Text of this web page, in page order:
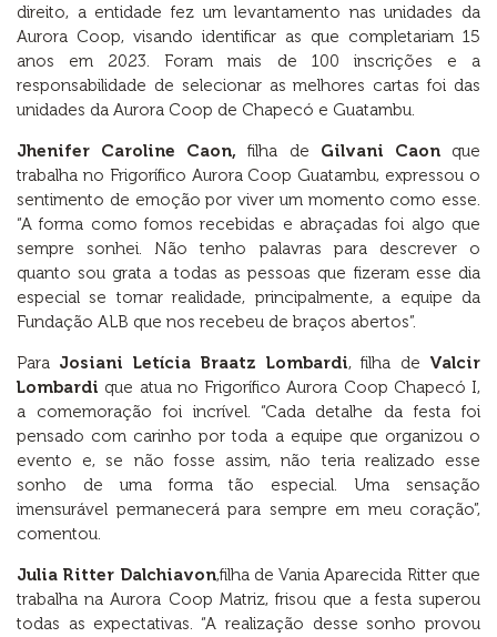
direito, a entidade fez um levantamento nas unidades da
Aurora Coop, visando identificar as que completariam 15
anos em 2023. Foram mais de 100 inscrições e a
responsabilidade de selecionar as melhores cartas foi das
unidades da Aurora Coop de Chapecó e Guatambu.
Jhenifer Caroline Caon,filha de Gilvani Caonque
trabalha no Frigorífico Aurora Coop Guatambu, expressou o
sentimento de emoção por viver um momento como esse.
“A forma como fomos recebidas e abraçadas foi algo que
sempre sonhei. Não tenho palavras para descrever o
quanto sou grata a todas as pessoas que fizeram esse dia
especial se tornar realidade, principalmente, a equipe da
Fundação ALB que nos recebeu de braços abertos”.
Para Josiani Letícia Braatz Lombardi, filha de Valcir
Lombardi que atua no Frigorífico Aurora Coop Chapecó I,
a comemoração foi incrível. “Cada detalhe da festa foi
pensado com carinho por toda a equipe que organizou o
evento e, se não fosse assim, não teria realizado esse
sonho de uma forma tão especial. Uma sensação
imensurável permanecerá para sempre em meu coração”,
comentou.
Julia Ritter Dalchiavon,filha de Vania Aparecida Ritter que
trabalha na Aurora Coop Matriz, frisou que a festa superou
todas as expectativas. “A realização desse sonho provou